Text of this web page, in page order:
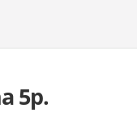
5p.